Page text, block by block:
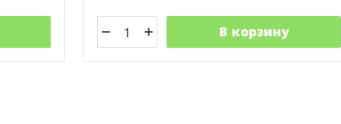
В корзину